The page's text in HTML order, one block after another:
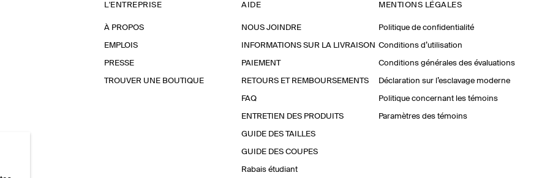
L'ENTREPRISE
À PROPOS
EMPLOIS
PRESSE
TROUVER UNE BOUTIQUE
AIDE
NOUS JOINDRE
INFORMATIONS SUR LA LIVRAISON
PAIEMENT
RETOURS ET REMBOURSEMENTS
FAQ
ENTRETIEN DES PRODUITS
GUIDE DES TAILLES
GUIDE DES COUPES
Rabais étudiant
MENTIONS LÉGALES
Politique de confidentialité
Conditions d’utilisation
Conditions générales des évaluations
Déclaration sur l’esclavage moderne
Politique concernant les témoins
Paramètres des témoins